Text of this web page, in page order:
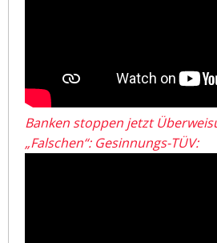
Banken stoppen jetzt
„Falschen“: Gesinnungs-TÜV: